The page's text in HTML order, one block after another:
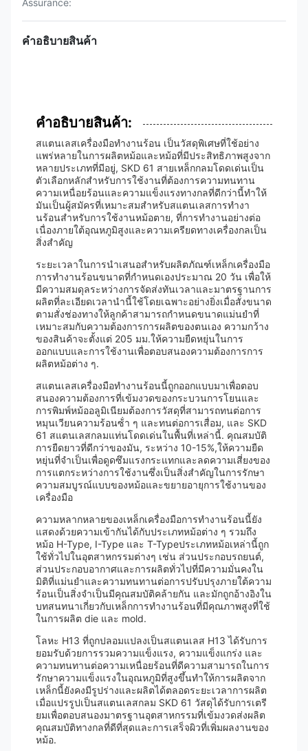
Assurance:
คําอธิบายสินค้า
คําอธิบายสินค้า:
สแตนเลสเครื่องมือทํางานร้อน เป็นวัสดุพิเศษที่ใช้อย่าง
แพร่หลายในการผลิตหม้อและหม้อที่มีประสิทธิภาพสูงจาก
หลายประเภทที่มีอยู่, SKD 61 สายเหล็กกลมโดดเด่นเป็น
ตัวเลือกหลักสําหรับการใช้งานที่ต้องการความทนทาน
ความเหนื่อยร้อนและความแข็งแรงทางกลที่ดีกว่านี้ทําให้
มันเป็นผู้สมัครที่เหมาะสมสําหรับสแตนเลสการทํางา
นร้อนสําหรับการใช้งานหม้อตาย, ที่การทํางานอย่างต่อ
เนื่องภายใต้อุณหภูมิสูงและความเครียดทางเครื่องกลเป็น
สิ่งสําคัญ
ระยะเวลาในการนําเสนอสําหรับผลิตภัณฑ์เหล็กเครื่องมือ
การทํางานร้อนขนาดที่กําหนดเองประมาณ 20 วัน เพื่อให้
มีความสมดุลระหว่างการจัดส่งทันเวลาและมาตรฐานการ
ผลิตที่ละเอียดเวลานํานี้ใช้โดยเฉพาะอย่างยิ่งเมื่อสั่งขนาด
ตามสั่งช่องทางให้ลูกค้าสามารถกําหนดขนาดแม่นยําที่
เหมาะสมกับความต้องการการผลิตของตนเอง ความกว้าง
ของสินค้าจะตั้งแต่ 205 มม.ให้ความยืดหยุ่นในการ
ออกแบบและการใช้งานเพื่อตอบสนองความต้องการการ
ผลิตหม้อต่าง ๆ.
สแตนเลสเครื่องมือทํางานร้อนนี้ถูกออกแบบมาเพื่อตอบ
สนองความต้องการที่เข้มงวดของกระบวนการโยนและ
การพิมพ์หม้ออลูมิเนียมต้องการวัสดุที่สามารถทนต่อการ
หมุนเวียนความร้อนซ้ํา ๆ และทนต่อการเสื่อม, และ SKD
61 สแตนเลสกลมแท่นโดดเด่นในพื้นที่เหล่านี้. คุณสมบัติ
การยืดยาวที่ดีกว่าของมัน, ระหว่าง 10-15%,ให้ความยืด
หยุ่นที่จําเป็นเพื่อดูดซึมแรงกระแทกและลดความเสี่ยงของ
การแตกระหว่างการใช้งานซึ่งเป็นสิ่งสําคัญในการรักษา
ความสมบูรณ์แบบของหม้อและขยายอายุการใช้งานของ
เครื่องมือ
ความหลากหลายของเหล็กเครื่องมือการทํางานร้อนนี้ยัง
แสดงด้วยความเข้ากันได้กับประเภทหม้อต่าง ๆ รวมถึง
หม้อ H-Type, I-Type และ T-Typeประเภทหม้อเหล่านี้ถูก
ใช้ทั่วไปในอุตสาหกรรมต่างๆ เช่น ส่วนประกอบรถยนต์,
ส่วนประกอบอากาศและการผลิตทั่วไปที่มีความมั่นคงใน
มิติที่แม่นยําและความทนทานต่อการปรับปรุงภายใต้ความ
ร้อนเป็นสิ่งจําเป็นมีคุณสมบัติคล้ายกัน และมักถูกอ้างอิงใน
บทสนทนาเกี่ยวกับเหล็กการทํางานร้อนที่มีคุณภาพสูงที่ใช้
ในการผลิต die และ mold.
โลหะ H13 ที่ถูกปลอมแปลงเป็นสแตนเลส H13 ได้รับการ
ยอมรับด้วยการรวมความแข็งแรง, ความแข็งแกร่ง และ
ความทนทานต่อความเหนื่อยร้อนที่ดีความสามารถในการ
รักษาความแข็งแรงในอุณหภูมิที่สูงขึ้นทําให้การผลิตจาก
เหล็กนี้ยังคงมีรูปร่างและผลิตได้ตลอดระยะเวลาการผลิต
เมื่อแปรรูปเป็นสแตนเลสกลม SKD 61 วัสดุได้รับการเตรี
ยมเพื่อตอบสนองมาตรฐานอุตสาหกรรมที่เข้มงวดส่งผลิต
คุณสมบัติทางกลที่ดีที่สุดและการเสร็จผิวที่เพิ่มผลงานของ
หม้อ.